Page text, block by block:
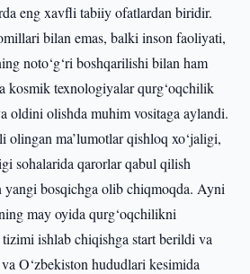
eng xavfli tabiiy ofatlardan biridir.
bilan emas, balki inson faoliyati,
noto‘g‘ri boshqarilishi bilan ham
kosmik texnologiyalar qurg‘oqchilik
oldini olishda muhim vositaga aylandi.
olingan ma’lumotlar qishloq xo‘jaligi,
sohalarida qarorlar qabul qilish
bosqichga olib chiqmoqda. Ayni
may oyida qurg‘oqchilikni
ishlab chiqishga start berildi va
O‘zbekiston hududlari kesimida